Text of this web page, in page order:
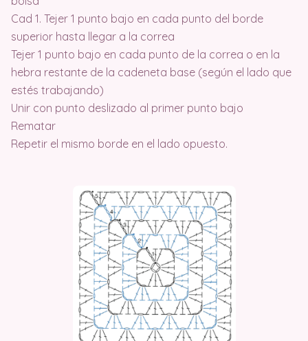
Cad 1. Tejer 1 punto bajo en cada punto del borde
superior hasta llegar a la correa
Tejer 1 punto bajo en cada punto de la correa o en la
hebra restante de la cadeneta base (según el lado que
estés trabajando)
Unir con punto deslizado al primer punto bajo
Rematar
Repetir el mismo borde en el lado opuesto.